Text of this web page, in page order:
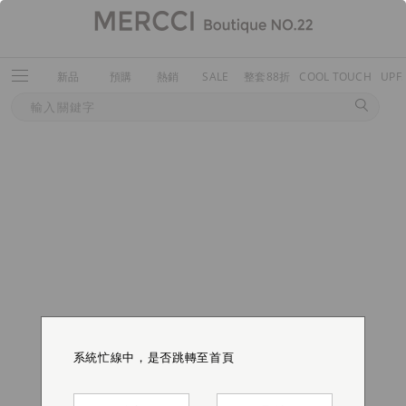
新品 預購 熱銷 SALE 整套88折 COOL TOUCH
系統忙線中，是否跳轉至首頁
系統忙線中，是否跳轉至首頁
系統忙線中，是否跳轉至首頁
系統忙線中，是否跳轉至首頁
系統忙線中，是否跳轉至首頁